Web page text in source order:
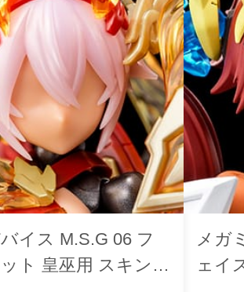
イス M.S.G 06 フ
ト 皇巫用 スキンカ
メガ
ェイ